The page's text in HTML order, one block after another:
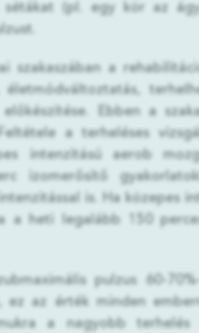
(pl. egy kör az
szakaszában a
életmódváltoztatás,
Ebben a
a terheléses
intenzitású aerob
izomerősítő
is. Ha közepes
a heti legalább 150
pulzus 60-
ez az érték minden
a nagyobb terhelés